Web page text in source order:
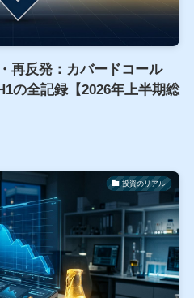
再反発：カバードコール
の全記録【2026年上半期総
投資のリアル